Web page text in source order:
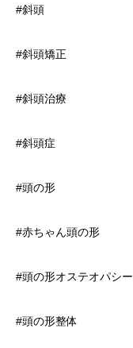
#斜頭
#斜頭矯正
#斜頭治療
#斜頭症
#頭の形
#赤ちゃん頭の形
#頭の形オステオパシー
#頭の形整体